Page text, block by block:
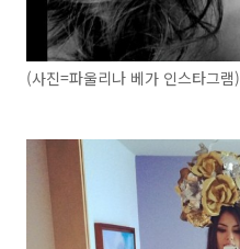
(사진=파울리나 베가 인스타그램)